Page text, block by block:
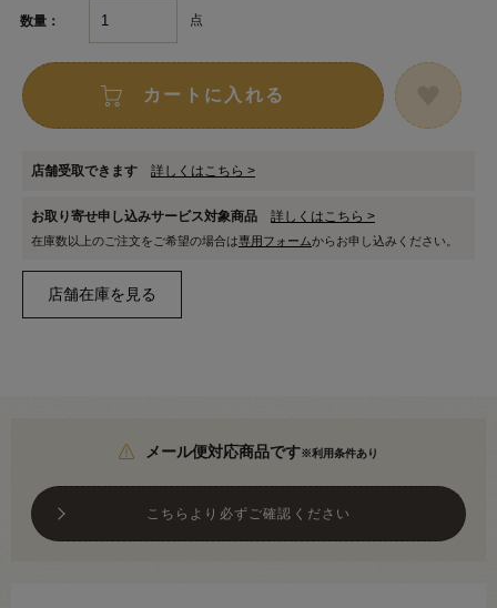
数量： 点
カートに入れる
店舗受取できます 詳しくはこちら >
お取り寄せ申し込みサービス対象商品 詳しくはこちら >
在庫数以上のご注文をご希望の場合は専用フォームからお申し込みください。
メール便対応商品です※利用条件あり
こちらより必ずご確認ください